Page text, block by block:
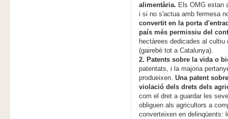
alimentària. Els OMG estan
i si no s'actua amb fermesa
convertit en la porta
país més permissiu del
hectàrees dedicades al
(gairebé tot a Catalunya).
2. Patents sobre la vida o
patentats, i la majoria
produeixen. Una patent
violació dels drets dels
com el dret a guardar les
obliguen als agricultors a
converteixen en delinqüents: